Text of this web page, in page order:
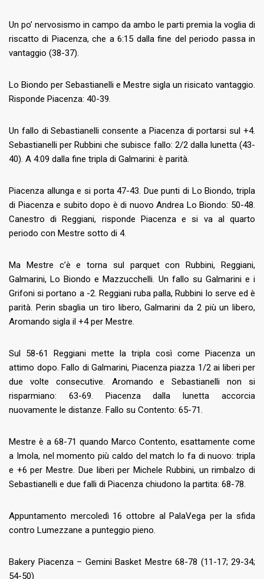
Un po’ nervosismo in campo da ambo le parti premia la voglia di
riscatto di Piacenza, che a 6:15 dalla fine del periodo passa in
vantaggio (38-37).
Lo Biondo per Sebastianelli e Mestre sigla un risicato vantaggio.
Risponde Piacenza: 40-39.
Un fallo di Sebastianelli consente a Piacenza di portarsi sul +4.
Sebastianelli per Rubbini che subisce fallo: 2/2 dalla lunetta (43-
40). A 4:09 dalla fine tripla di Galmarini: è parità.
Piacenza allunga e si porta 47-43. Due punti di Lo Biondo, tripla
di Piacenza e subito dopo è di nuovo Andrea Lo Biondo: 50-48.
Canestro di Reggiani, risponde Piacenza e si va al quarto
periodo con Mestre sotto di 4.
Ma Mestre c’è e torna sul parquet con Rubbini, Reggiani,
Galmarini, Lo Biondo e Mazzucchelli. Un fallo su Galmarini e i
Grifoni si portano a -2. Reggiani ruba palla, Rubbini lo serve ed è
parità. Perin sbaglia un tiro libero, Galmarini da 2 più un libero,
Aromando sigla il +4 per Mestre.
Sul 58-61 Reggiani mette la tripla così come Piacenza un
attimo dopo. Fallo di Galmarini, Piacenza piazza 1/2 ai liberi per
due volte consecutive. Aromando e Sebastianelli non si
risparmiano: 63-69. Piacenza dalla lunetta accorcia
nuovamente le distanze. Fallo su Contento: 65-71.
Mestre è a 68-71 quando Marco Contento, esattamente come
a Imola, nel momento più caldo del match lo fa di nuovo: tripla
e +6 per Mestre. Due liberi per Michele Rubbini, un rimbalzo di
Sebastianelli e due falli di Piacenza chiudono la partita: 68-78.
Appuntamento mercoledì 16 ottobre al PalaVega per la sfida
contro Lumezzane a punteggio pieno.
Bakery Piacenza – Gemini Basket Mestre 68-78 (11-17; 29-34;
54-50)